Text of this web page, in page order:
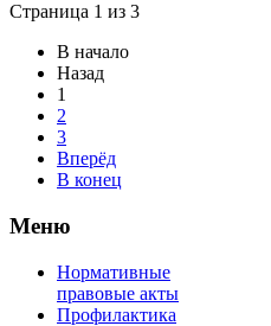
Страница 1 из 3
В начало
Назад
1
2
3
Вперёд
В конец
Меню
Нормативные
правовые акты
Профилактика